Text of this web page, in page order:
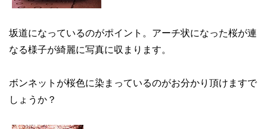
坂道になっているのがポイント。アーチ状になった桜が連
なる様子が綺麗に写真に収まります。
ボンネットが桜色に染まっているのがお分かり頂けますで
しょうか？